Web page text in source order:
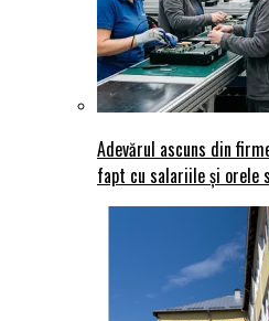
Adevărul ascuns din
fapt cu salariile și orele